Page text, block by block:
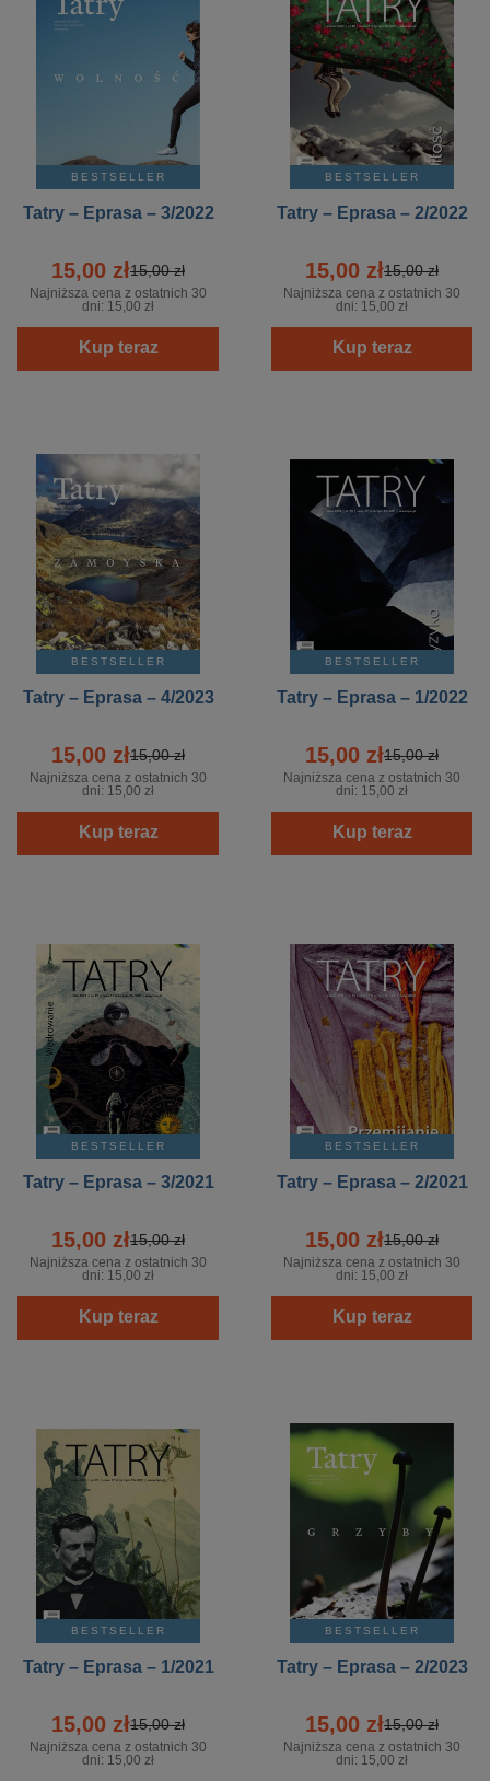
BESTSELLER
Tatry – Eprasa – 3/2022
15,00 zł15,00 zł
Najniższa cena z ostatnich 30
dni: 15,00 zł
Kup teraz
BESTSELLER
Tatry – Eprasa – 2/2022
15,00 zł15,00 zł
Najniższa cena z ostatnich 30
dni: 15,00 zł
Kup teraz
BESTSELLER
Tatry – Eprasa – 4/2023
15,00 zł15,00 zł
Najniższa cena z ostatnich 30
dni: 15,00 zł
Kup teraz
BESTSELLER
Tatry – Eprasa – 1/2022
15,00 zł15,00 zł
Najniższa cena z ostatnich 30
dni: 15,00 zł
Kup teraz
BESTSELLER
Tatry – Eprasa – 3/2021
15,00 zł15,00 zł
Najniższa cena z ostatnich 30
dni: 15,00 zł
Kup teraz
BESTSELLER
Tatry – Eprasa – 2/2021
15,00 zł15,00 zł
Najniższa cena z ostatnich 30
dni: 15,00 zł
Kup teraz
BESTSELLER
Tatry – Eprasa – 1/2021
15,00 zł15,00 zł
Najniższa cena z ostatnich 30
dni: 15,00 zł
BESTSELLER
Tatry – Eprasa – 2/2023
15,00 zł15,00 zł
Najniższa cena z ostatnich 30
dni: 15,00 zł